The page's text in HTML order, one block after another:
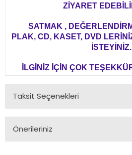
ZİYARET
SATMAK ,
PLAK, CD, KASET, DVD
İSTEYİNİZ.
İLGİNİZ İÇİN ÇOK
Taksit Seçenekleri
Önerileriniz